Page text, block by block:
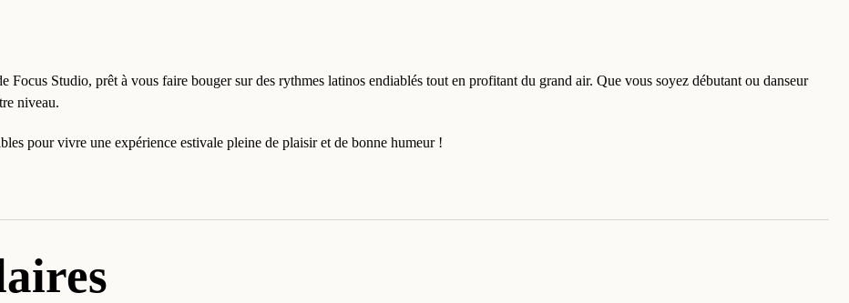
Focus Studio, prêt à vous faire bouger sur des rythmes latinos endiablés tout en profitant du grand air. Que vous soyez débutant ou danseur
niveau.
pour vivre une expérience estivale pleine de plaisir et de bonne humeur !